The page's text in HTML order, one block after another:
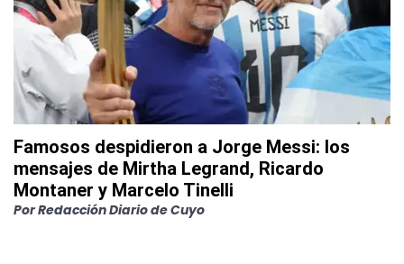
Famosos despidieron a Jorge Messi: los
mensajes de Mirtha Legrand, Ricardo
Montaner y Marcelo Tinelli
PorRedacción Diario de Cuyo